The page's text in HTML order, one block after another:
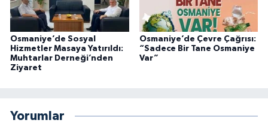
Osmaniye’de Sosyal
Hizmetler Masaya Yatırıldı:
Muhtarlar Derneği’nden
Ziyaret
Osmaniye’de Çevre Çağrısı:
“Sadece Bir Tane Osmaniye
Var”
Yorumlar